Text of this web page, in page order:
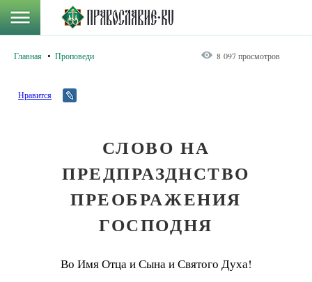
Главная Проповеди 8 097 просмотров
Нравится
СЛОВО НА
ПРЕДПРАЗДНСТВО
ПРЕОБРАЖЕНИЯ
ГОСПОДНЯ
Во Имя Отца и Сына и Святого Духа!